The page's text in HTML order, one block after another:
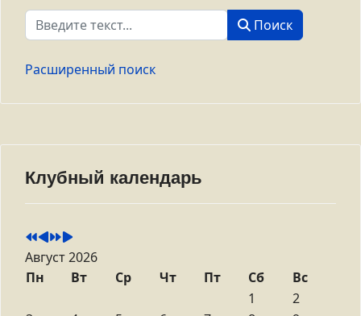
Поиск Поиск
Расширенный поиск
Клубный календарь
Август 2026
Пн
Вт Ср Чт Пт Сб
Вс
1
2